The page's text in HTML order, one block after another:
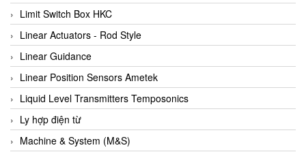
Avproglobal
Axiomtek
AZBIL
B&C Electronics
B&R
Babcok wilcox
Baelz Automatic Vietnam
Limit Switch Box HKC
Linear Actuators - Rod Style
Linear Guidance
Linear Position Sensors Ametek
Liquid Level Transmitters Temposonics
Ly hợp điện từ
Machine & System (M&S)